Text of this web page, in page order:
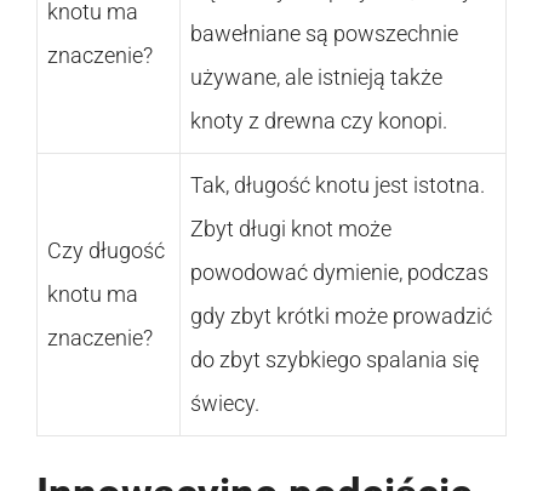
knotu ma
znaczenie?
bawełniane są powszechnie
używane, ale istnieją także
knoty z drewna czy konopi.
Czy długość
knotu ma
znaczenie?
Tak, długość knotu jest istotna.
Zbyt długi knot może
powodować dymienie, podczas
gdy zbyt krótki może prowadzić
do zbyt szybkiego spalania się
świecy.